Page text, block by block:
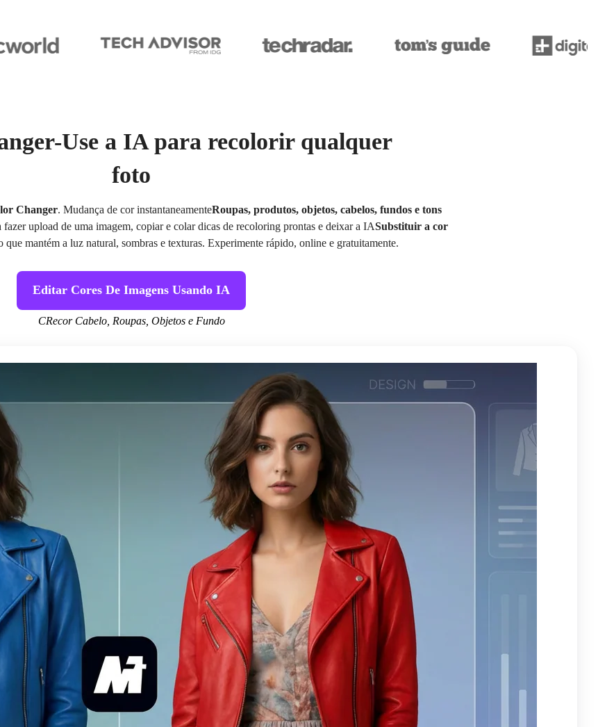
Use a IA para recolorir qualquer
foto
Changer. Mudança de cor instantaneamenteRoupas, produtos, objetos, cabelos, fundos e tons
upload de uma imagem, copiar e colar dicas de recoloring prontas e deixar a IASubstituir a cor
que mantém a luz natural, sombras e texturas. Experimente rápido, online e gratuitamente.
Editar Cores De Imagens Usando IA
CRecor Cabelo, Roupas, Objetos e Fundo